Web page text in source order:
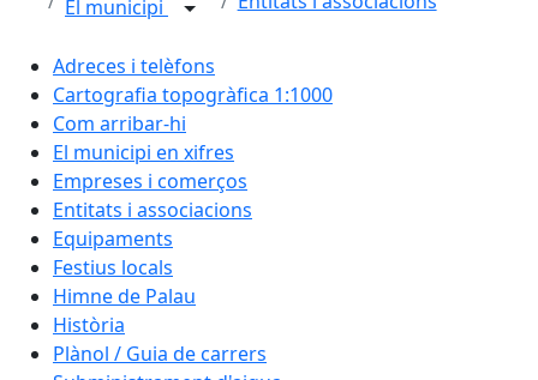
El municipi
Adreces i telèfons
Cartografia topogràfica 1:1000
Com arribar-hi
El municipi en xifres
Empreses i comerços
Entitats i associacions
Equipaments
Festius locals
Himne de Palau
Història
Plànol / Guia de carrers